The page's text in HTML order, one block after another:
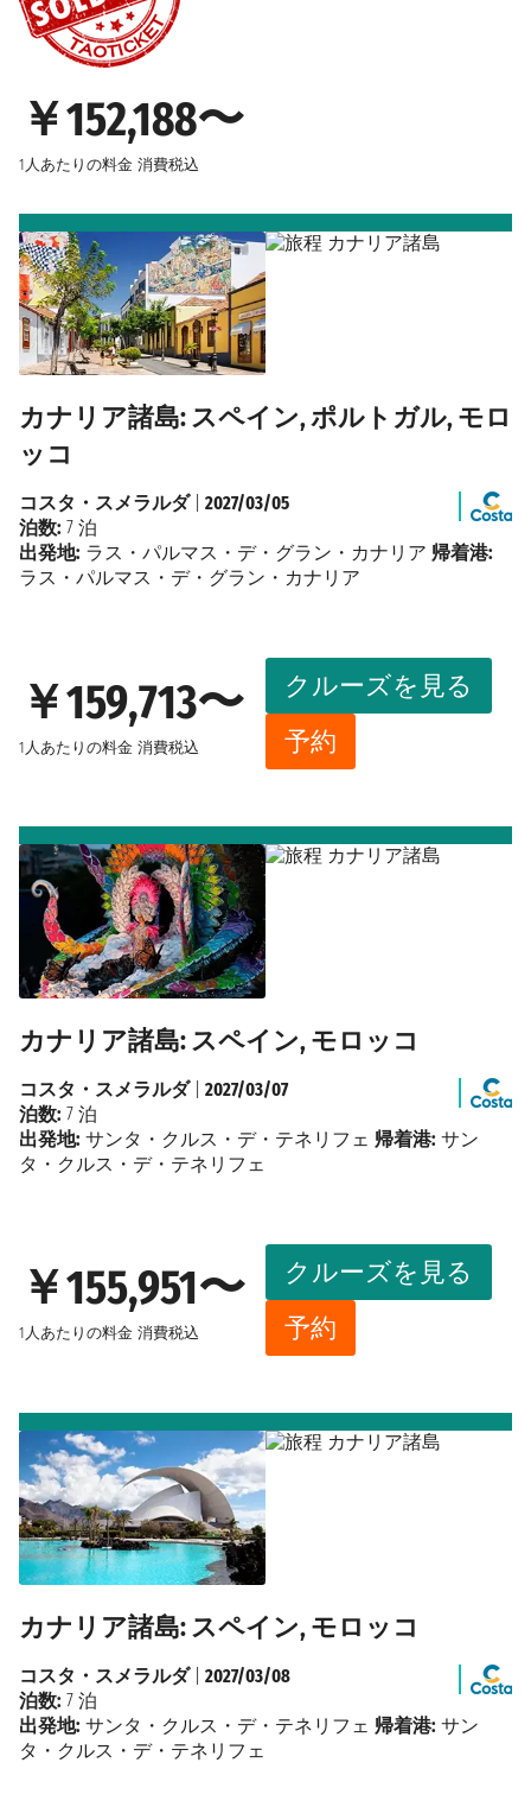
￥152,188〜
1人あたりの料金 消費税込
カナリア諸島: スペイン, ポルトガル, モロ
ッコ
￥159,713〜
1人あたりの料金 消費税込
クルーズを見る
予約
コスタ・スメラルダ| 2027/03/05
泊数: 7 泊
出発地: ラス・パルマス・デ・グラン・カナリア 帰着港:
ラス・パルマス・デ・グラン・カナリア
カナリア諸島: スペイン, モロッコ
￥155,951〜
1人あたりの料金 消費税込
クルーズを見る
予約
コスタ・スメラルダ| 2027/03/07
泊数: 7 泊
出発地: サンタ・クルス・デ・テネリフェ 帰着港: サン
タ・クルス・デ・テネリフェ
カナリア諸島: スペイン, モロッコ
コスタ・スメラルダ| 2027/03/08
泊数: 7 泊
出発地: サンタ・クルス・デ・テネリフェ 帰着港: サン
タ・クルス・デ・テネリフェ